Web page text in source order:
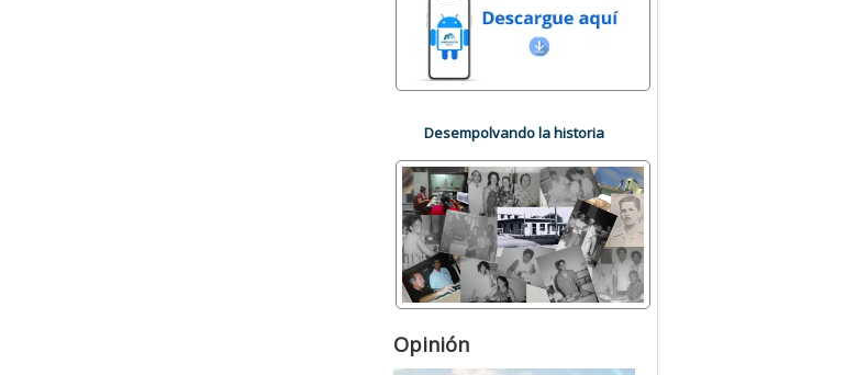
Desempolvando la historia
Opinión